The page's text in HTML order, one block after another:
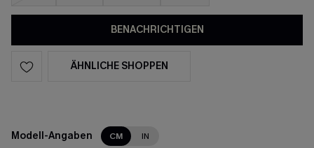
BENACHRICHTIGEN
ÄHNLICHE SHOPPEN
Modell-Angaben CM IN